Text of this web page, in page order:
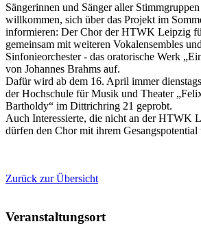
Sängerinnen und Sänger aller
willkommen, sich über das Projekt im
informieren: Der Chor der HTWK Leipzig
gemeinsam mit weiteren Vokalensembles
Sinfonieorchester - das oratorische Werk
von Johannes Brahms auf.
Dafür wird ab dem 16. April immer
der Hochschule für Musik und Theater
Bartholdy“ im Dittrichring 21 geprobt.
Auch Interessierte, die nicht an der HTWK
dürfen den Chor mit ihrem Gesangspotential
Zurück zur Übersicht
Veranstaltungsort